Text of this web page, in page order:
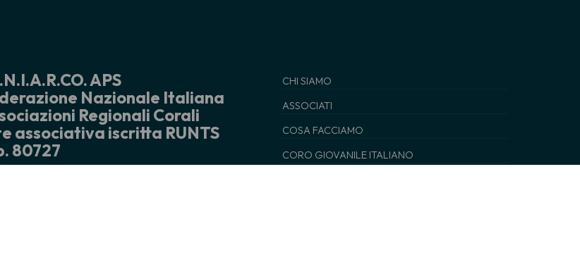
APS
Nazionale Italiana
Regionali Corali
associativa iscritta RUNTS
80727
CHI SIAMO
ASSOCIATI
COSA FACCIAMO
CORO GIOVANILE ITALIANO